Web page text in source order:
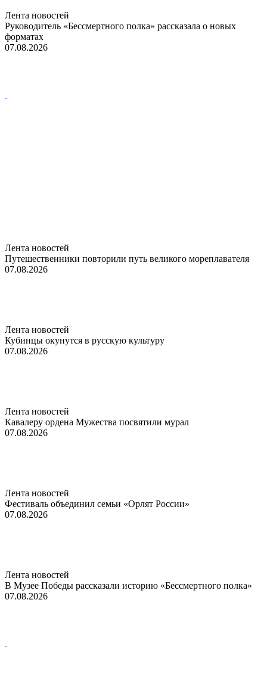
Лента новостей
Руководитель «Бессмертного полка» рассказала о новых
форматах
07.08.2026
Лента новостей
Путешественники повторили путь великого мореплавателя
07.08.2026
Лента новостей
Кубинцы окунутся в русскую культуру
07.08.2026
Лента новостей
Кавалеру ордена Мужества посвятили мурал
07.08.2026
Лента новостей
Фестиваль объединил семьи «Орлят России»
07.08.2026
Лента новостей
В Музее Победы рассказали историю «Бессмертного полка»
07.08.2026